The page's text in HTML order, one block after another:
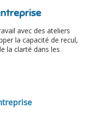
avec des ateliers
la capacité de recul,
la clarté dans les